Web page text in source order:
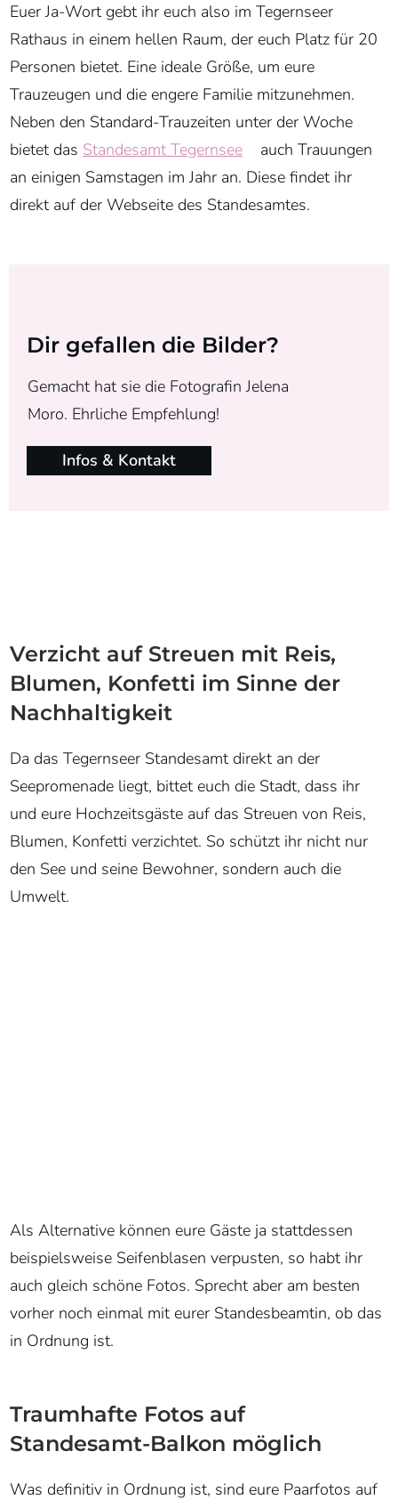
Euer Ja-Wort gebt ihr euch also im Tegernseer
Rathaus in einem hellen Raum, der euch Platz für 20
Personen bietet. Eine ideale Größe, um eure
Trauzeugen und die engere Familie mitzunehmen.
Neben den Standard-Trauzeiten unter der Woche
bietet das Standesamt Tegernsee
auch Trauungen
an einigen Samstagen im Jahr an. Diese findet ihr
direkt auf der Webseite des Standesamtes.
Dir gefallen die Bilder?
Gemacht hat sie die Fotografin Jelena
Moro. Ehrliche Empfehlung!
Infos & Kontakt
Verzicht auf Streuen mit Reis,
Blumen, Konfetti im Sinne der
Nachhaltigkeit
Da das Tegernseer Standesamt direkt an der
Seepromenade liegt, bittet euch die Stadt, dass ihr
und eure Hochzeitsgäste auf das Streuen von Reis,
Blumen, Konfetti verzichtet. So schützt ihr nicht nur
den See und seine Bewohner, sondern auch die
Umwelt.
Als Alternative können eure Gäste ja stattdessen
beispielsweise Seifenblasen verpusten, so habt ihr
auch gleich schöne Fotos. Sprecht aber am besten
vorher noch einmal mit eurer Standesbeamtin, ob das
in Ordnung ist.
Traumhafte Fotos auf
Standesamt-Balkon möglich
Was definitiv in Ordnung ist, sind eure Paarfotos auf